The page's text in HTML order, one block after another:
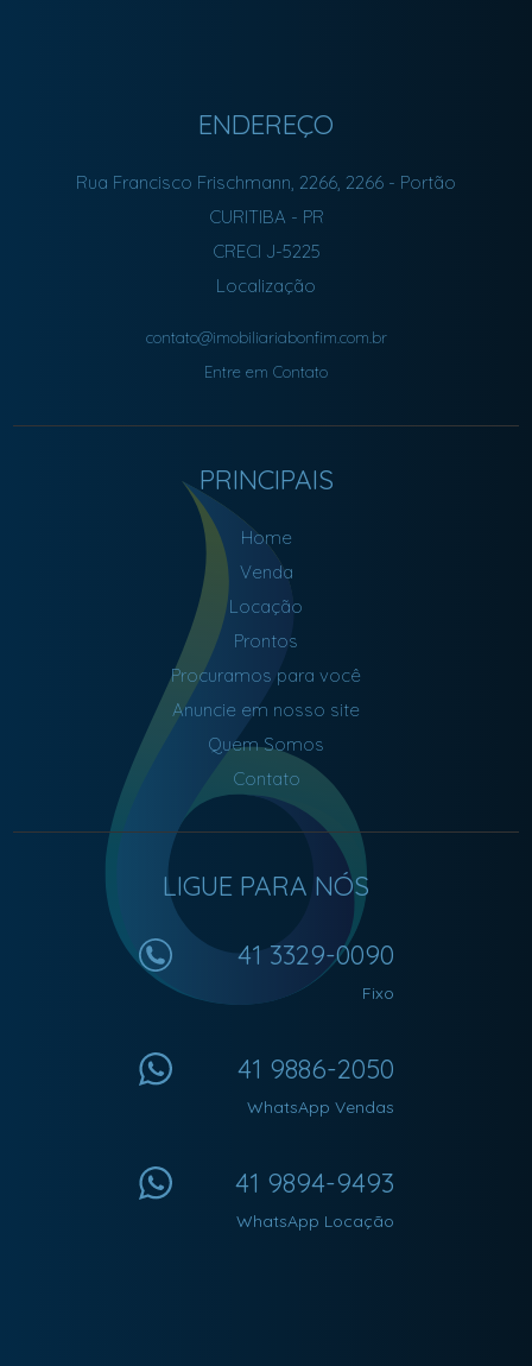
ENDEREÇO
Rua Francisco Frischmann, 2266, 2266 - Portão
CURITIBA - PR
CRECI J-5225
Localização
contato@imobiliariabonfim.com.br
Entre em Contato
PRINCIPAIS
Home
Venda
Locação
Prontos
Procuramos para você
Anuncie em nosso site
Quem Somos
Contato
LIGUE PARA NÓS
41 3329-0090
Fixo
41 9886-2050
WhatsApp Vendas
41 9894-9493
WhatsApp Locação